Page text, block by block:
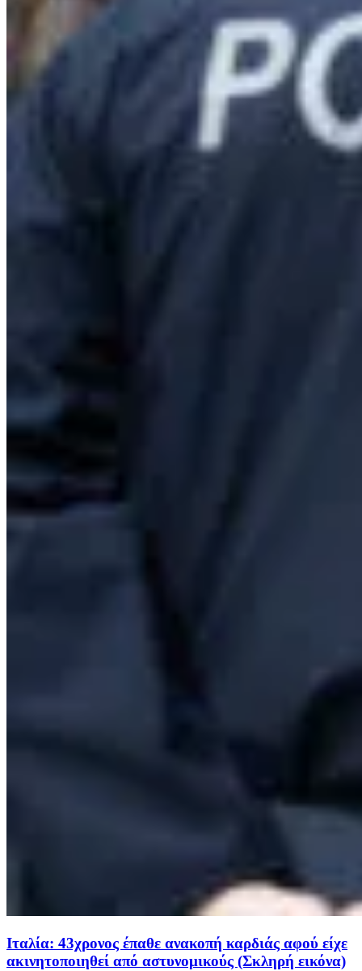
Ιταλία: 43χρονος έπαθε ανακοπή καρδιάς αφού είχε
ακινητοποιηθεί από αστυνομικούς (Σκληρή εικόνα)